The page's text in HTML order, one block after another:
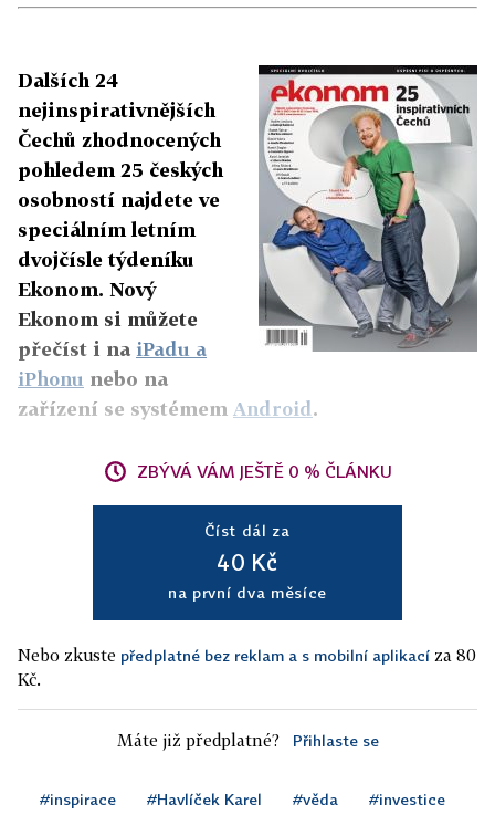
Dalších 24
nejinspirativnějších
Čechů zhodnocených
pohledem 25 českých
osobností najdete ve
speciálním letním
dvojčísle týdeníku
Ekonom. Nový
Ekonom si můžete
přečíst i na iPadu a
iPhonu nebo na
zařízení se systémem Android .
ZBÝVÁ VÁM JEŠTĚ 0 % ČLÁNKU
Číst dál za
40 Kč
na první dva měsíce
Nebo zkuste předplatné bez reklam a s mobilní aplikací za 80
Kč.
Máte již předplatné? Přihlaste se
#inspirace #Havlíček Karel #věda #investice